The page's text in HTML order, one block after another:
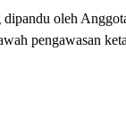
oleh
pengawasan